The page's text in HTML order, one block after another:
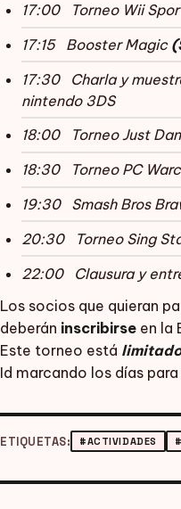
17:00 Torneo Wii
17:15 Booster Magic
17:30 Charla y
nintendo 3DS
18:00 Torneo Just
18:30 Torneo PC
19:30 Smash Bros
20:30 Torneo Sing
22:00 Clausura y
Los socios que quieran
deberán inscribirse en la
Este torneo está
Id marcando los días
ETIQUETAS: #ACTIVIDADES